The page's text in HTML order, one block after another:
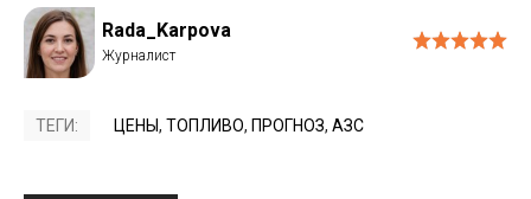
Rada_Karpova
ТЕГИ: ЦЕНЫ, ТОПЛИВО, ПРОГНОЗ, АЗС